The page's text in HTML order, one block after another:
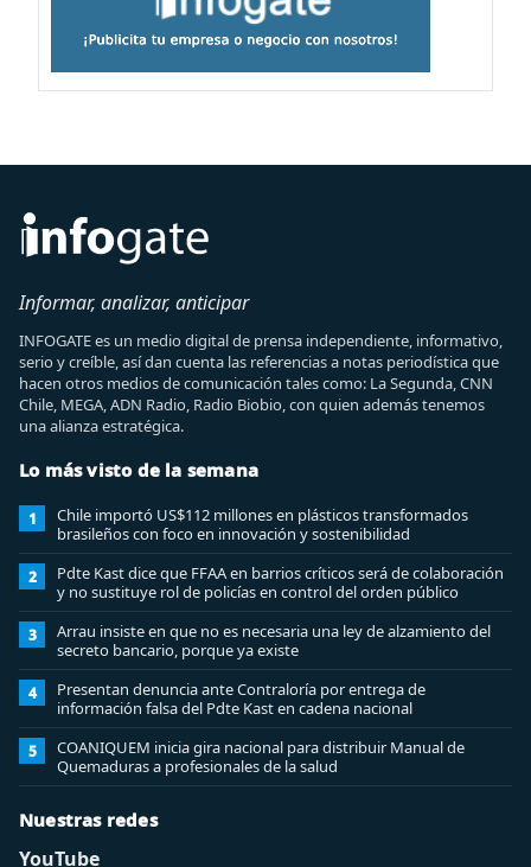
Informar, analizar, anticipar
INFOGATE es un medio digital de prensa independiente, informativo,
serio y creíble, así dan cuenta las referencias a notas periodística que
hacen otros medios de comunicación tales como: La Segunda, CNN
Chile, MEGA, ADN Radio, Radio Biobio, con quien además tenemos
una alianza estratégica.
Lo más visto de la semana
1
Chile importó US$112 millones en plásticos transformados
brasileños con foco en innovación y sostenibilidad
2
Pdte Kast dice que FFAA en barrios críticos será de colaboración
y no sustituye rol de policías en control del orden público
3
Arrau insiste en que no es necesaria una ley de alzamiento del
secreto bancario, porque ya existe
4
Presentan denuncia ante Contraloría por entrega de
información falsa del Pdte Kast en cadena nacional
5
COANIQUEM inicia gira nacional para distribuir Manual de
Quemaduras a profesionales de la salud
Nuestras redes
YouTube